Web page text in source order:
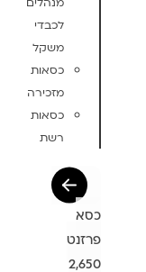
לכבדי
משקל
כסאות
מזכירה
כסאות
רשת
כסא
פרזנט
2,650